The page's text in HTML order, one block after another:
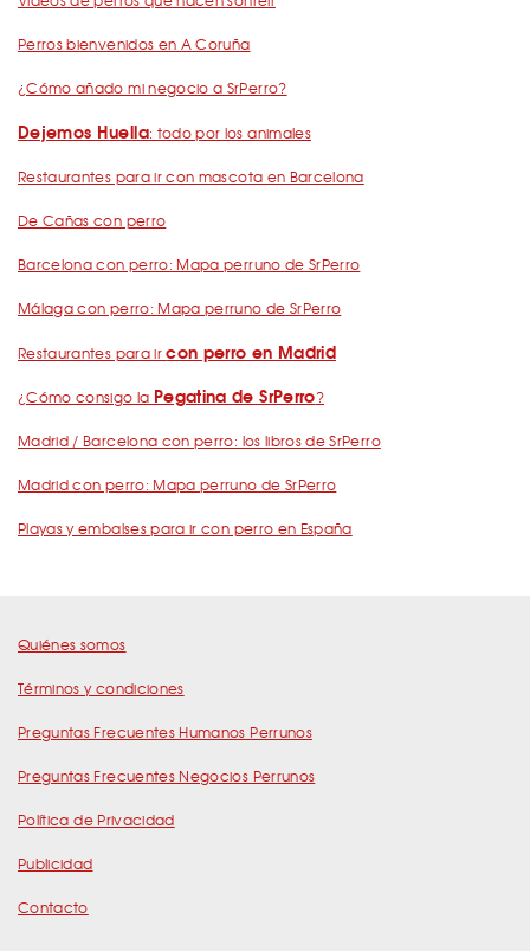
Perros bienvenidos en A Coruña
¿Cómo añado mi negocio a SrPerro?
Dejemos Huella: todo por los animales
Restaurantes para ir con mascota en Barcelona
De Cañas con perro
Barcelona con perro: Mapa perruno de SrPerro
Málaga con perro: Mapa perruno de SrPerro
Restaurantes para ircon perro en Madrid
¿Cómo consigo la Pegatina de SrPerro?
Madrid / Barcelona con perro: los libros de SrPerro
Madrid con perro: Mapa perruno de SrPerro
Playas y embalses para ir con perro en España
Quiénes somos
Términos y condiciones
Preguntas Frecuentes Humanos Perrunos
Preguntas Frecuentes Negocios Perrunos
Política de Privacidad
Publicidad
Contacto